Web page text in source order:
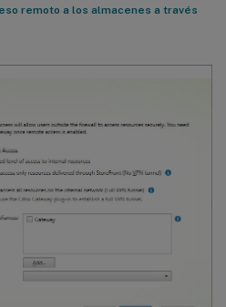
remoto a los almacenes a través